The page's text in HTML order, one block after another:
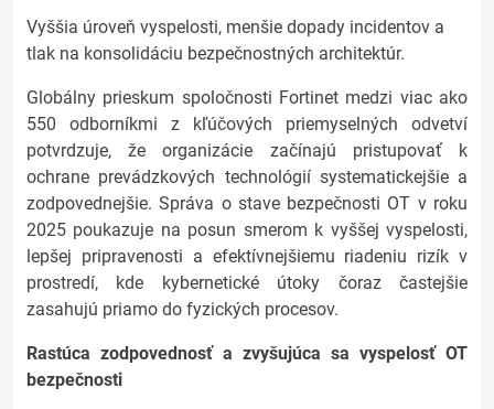
Vyššia úroveň vyspelosti, menšie dopady incidentov a
tlak na konsolidáciu bezpečnostných architektúr.
Globálny prieskum spoločnosti Fortinet medzi viac ako
550 odborníkmi z kľúčových priemyselných odvetví
potvrdzuje, že organizácie začínajú pristupovať k
ochrane prevádzkových technológií systematickejšie a
zodpovednejšie. Správa o stave bezpečnosti OT v roku
2025 poukazuje na posun smerom k vyššej vyspelosti,
lepšej pripravenosti a efektívnejšiemu riadeniu rizík v
prostredí, kde kybernetické útoky čoraz častejšie
zasahujú priamo do fyzických procesov.
Rastúca zodpovednosť a zvyšujúca sa vyspelosť OT
bezpečnosti